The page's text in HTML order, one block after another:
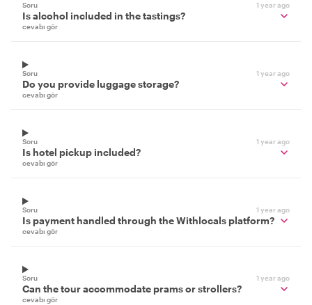
Soru 1 year ago
Is alcohol included in the tastings?
cevabı gör
Soru 1 year ago
Do you provide luggage storage?
cevabı gör
Soru 1 year ago
Is hotel pickup included?
cevabı gör
Soru 1 year ago
Is payment handled through the Withlocals platform?
cevabı gör
Soru 1 year ago
Can the tour accommodate prams or strollers?
cevabı gör